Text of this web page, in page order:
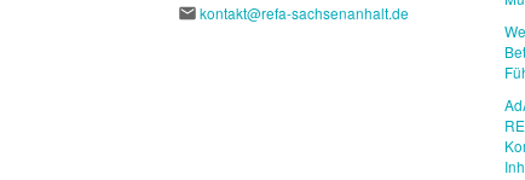
kontakt@refa-sachsenanhalt.de